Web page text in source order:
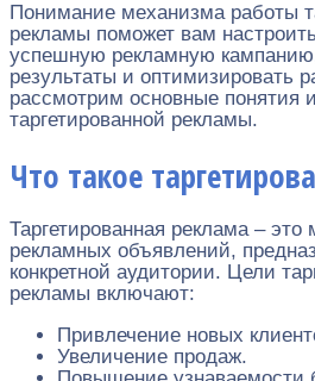
Понимание механизма работы
рекламы поможет вам
успешную рекламную
результаты и оптимизировать
рассмотрим основные понятия
таргетированной рекламы.
Что такое
Таргетированная реклама – это
рекламных объявлений,
конкретной аудитории. Цели
рекламы включают:
Привлечение новых
Увеличение продаж.